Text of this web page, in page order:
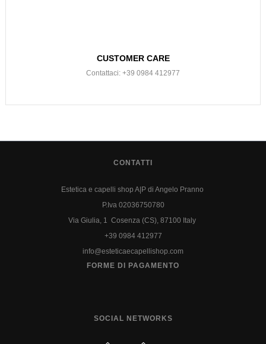
CUSTOMER CARE
Contattaci: +39 0984 412977
CONTATTI
Estetica e capelli shop A|P di Angelo Pranno
P.Iva 02036750780
Via Giulia, 1 Cosenza (CS), 87100 Italy
+39 0984 412977
info@esteticaecapellishop.com
FORME DI PAGAMENTO
SOCIAL NETWORKS